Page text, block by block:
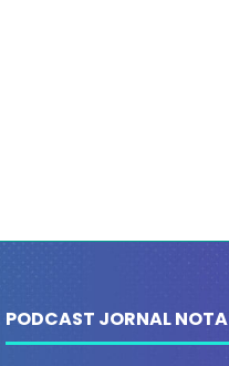
PODCAST JORNAL NOTA